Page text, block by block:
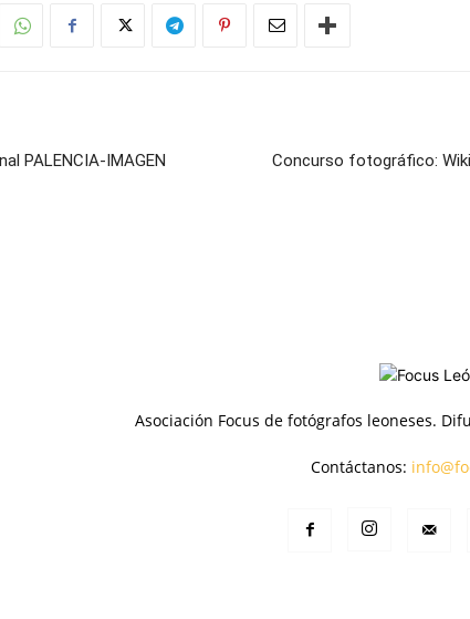
PALENCIA-IMAGEN
Concurso fotográfico:
Asociación Focus de fotógrafos leoneses.
Contáctanos: